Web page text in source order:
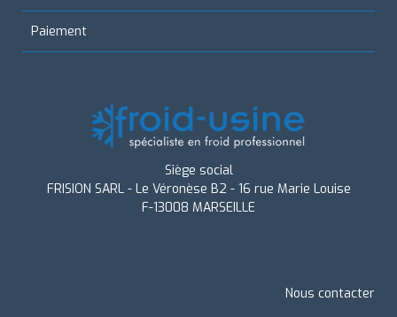
Paiement
Siège social
FRISION SARL - Le Véronèse B2 - 16 rue Marie Louise
F-13008 MARSEILLE
Nous contacter